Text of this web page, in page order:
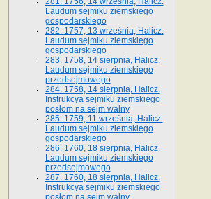
Laudum sejmiku ziemskiego
gospodarskiego
282. 1757, 13 września, Halicz.
Laudum sejmiku ziemskiego
gospodarskiego
283. 1758, 14 sierpnia, Halicz.
Laudum sejmiku ziemskiego
przedsejmowego
284. 1758, 14 sierpnia, Halicz.
Instrukcya sejmiku ziemskiego
posłom na sejm walny
285. 1759, 11 września, Halicz.
Laudum sejmiku ziemskiego
gospodarskiego
286. 1760, 18 sierpnia, Halicz.
Laudum sejmiku ziemskiego
przedsejmowego
287. 1760, 18 sierpnia, Halicz.
Instrukcya sejmiku ziemskiego
posłom na sejm walny